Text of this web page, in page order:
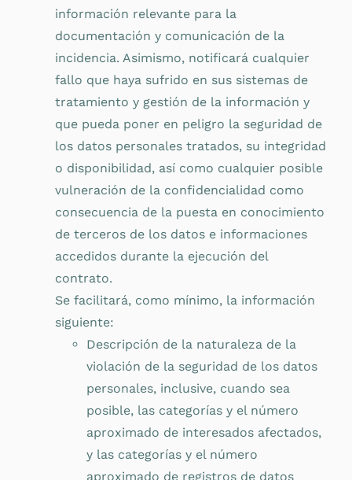
información relevante para la
documentación y comunicación de la
incidencia. Asimismo, notificará cualquier
fallo que haya sufrido en sus sistemas de
tratamiento y gestión de la información y
que pueda poner en peligro la seguridad de
los datos personales tratados, su integridad
o disponibilidad, así como cualquier posible
vulneración de la confidencialidad como
consecuencia de la puesta en conocimiento
de terceros de los datos e informaciones
accedidos durante la ejecución del
contrato.
Se facilitará, como mínimo, la información
siguiente:
Descripción de la naturaleza de la
violación de la seguridad de los datos
personales, inclusive, cuando sea
posible, las categorías y el número
aproximado de interesados afectados,
y las categorías y el número
aproximado de registros de datos